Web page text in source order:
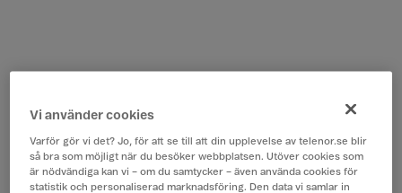
Vi använder cookies
Varför gör vi det? Jo, för att se till att din upplevelse av telenor.se blir
så bra som möjligt när du besöker webbplatsen. Utöver cookies som
är nödvändiga kan vi – om du samtycker – även använda cookies för
statistik och personaliserad marknadsföring. Den data vi samlar in